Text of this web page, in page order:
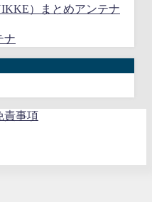
）まとめアンテナ
ナ
責事項